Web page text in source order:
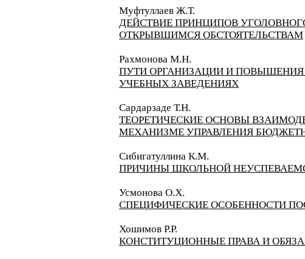
Муфтуллаев Ж.Т.
ДЕЙСТВИЕ ПРИНЦИПОВ
ОТКРЫВШИМСЯ ОБСТОЯТЕЛЬСТВАМ
Рахмонова М.Н.
ПУТИ ОРГАНИЗАЦИИ И
УЧЕБНЫХ ЗАВЕДЕНИЯХ
Сардарзаде Т.Н.
ТЕОРЕТИЧЕСКИЕ ОСНОВЫ
МЕХАНИЗМЕ УПРАВЛЕНИЯ
Сибигатуллина К.М.
ПРИЧИНЫ ШКОЛЬНОЙ
Усмонова О.Х.
СПЕЦИФИЧЕСКИЕ ОСОБЕННОСТИ
Хошимов Р.Р.
КОНСТИТУЦИОННЫЕ ПРАВА И